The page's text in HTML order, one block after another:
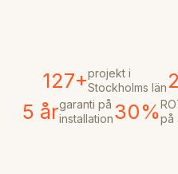
127+projekt i
Stockholms län
5 årgaranti på
installation30%på